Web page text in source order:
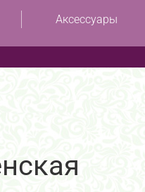
Аксессуары